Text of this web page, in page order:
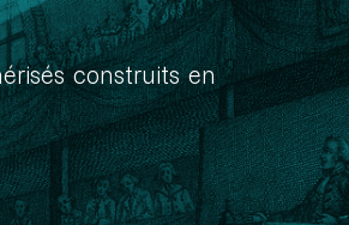
construits en